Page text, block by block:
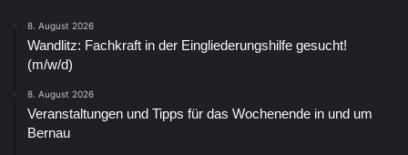
8. August 2026
Wandlitz: Fachkraft in der Eingliederungshilfe gesucht!
(m/w/d)
8. August 2026
Veranstaltungen und Tipps für das Wochenende in und um
Bernau